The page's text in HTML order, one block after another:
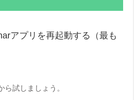
アプリを再起動する（最も
ら試しましょう。